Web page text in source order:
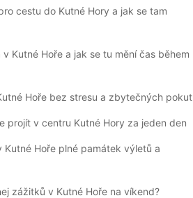
cestu do Kutné Hory a jak se tam
Kutné Hoře a jak se tu mění čas během
Hoře bez stresu a zbytečných pokut
projít v centru Kutné Hory za jeden den
Kutné Hoře plné památek výletů a
zážitků v Kutné Hoře na víkend?